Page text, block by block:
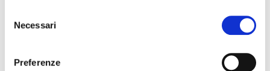
delNecessari
Preferenze